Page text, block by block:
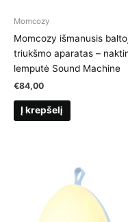
Momcozy
Momcozy išmanusis
triukšmo aparatas –
lemputė Sound Machine
€84,00
Į krepšelį